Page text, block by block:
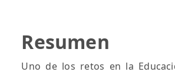
Resumen
Uno de los retos en la